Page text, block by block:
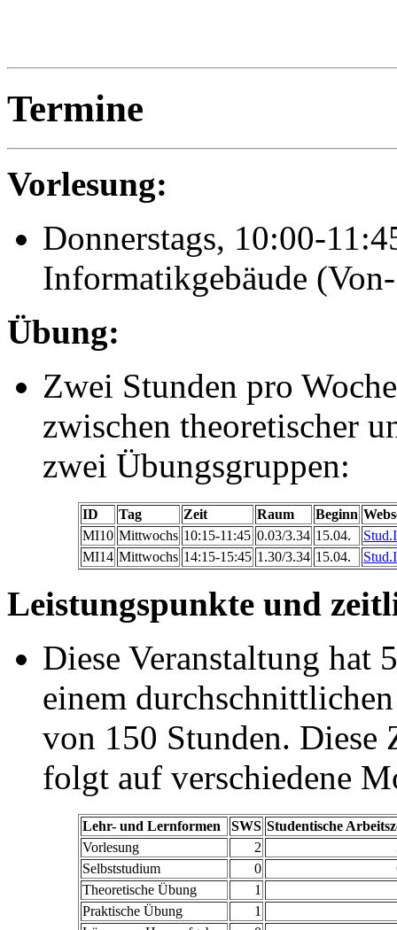
Termine
Vorlesung:
Donnerstags, 10:00-
Informatikgebäude
Übung:
Zwei Stunden pro
zwischen theoretischer
zwei Übungsgruppen:
ID Tag Zeit Raum Beginn
MI10 Mittwochs 10:15-11:45 0.03/3.34 15.04.
MI14 Mittwochs 14:15-15:45 1.30/3.34 15.04.
Leistungspunkte und
Diese Veranstaltung hat
einem
von 150 Stunden.
folgt auf verschiedene
Lehr- und Lernformen SWS Studentische
Vorlesung
2
Selbststudium
0
Theoretische Übung
1
Praktische Übung
1